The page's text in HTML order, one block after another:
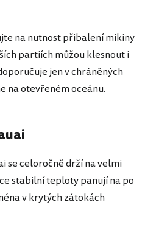
na nutnost přibalení mikiny
partiích můžou klesnout i
jen v chráněných
na otevřeném oceánu.
se celoročně drží na velmi
stabilní teploty panují na po
v krytých zátokách